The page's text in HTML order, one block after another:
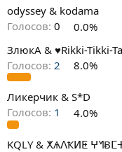
odyssey & kodama
Голосов: 0
0.0%
ЗлюкА & ♥Rikki-Tikki-
Голосов: 2 8.0%
Ликерчик & S*D
Голосов: 1 4.0%
KQLY & ⵅѦⴷҞⵍⵟ